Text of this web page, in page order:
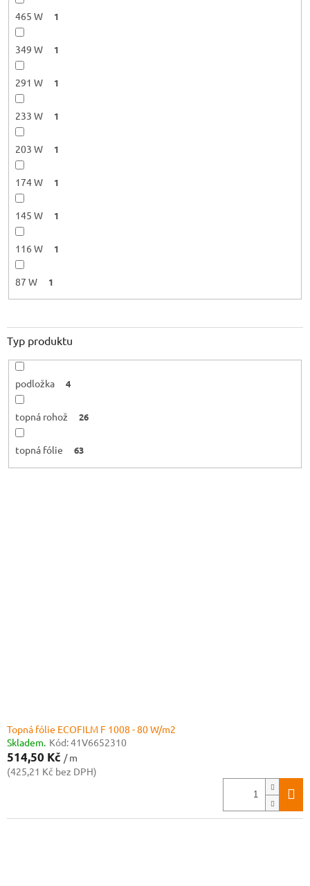
465 W 1
349 W 1
291 W 1
233 W 1
203 W 1
174 W 1
145 W 1
116 W 1
87 W 1
Typ produktu
podložka 4
topná rohož 26
topná fólie 63
Topná fólie ECOFILM F 1008 - 80 W/m2
Skladem. Kód:41V6652310
514,50 Kč / m
(425,21 Kč bez DPH)